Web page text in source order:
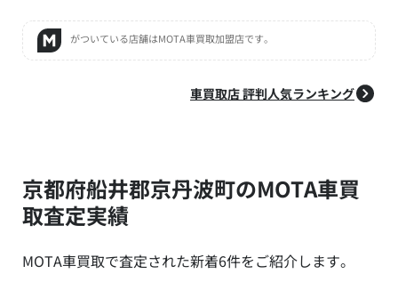
がついている店舗はMOTA車買取加盟店です。
車買取店 評判人気ランキング
京都府船井郡京丹波町のMOTA車買
取査定実績
MOTA車買取で査定された新着6件をご紹介します。